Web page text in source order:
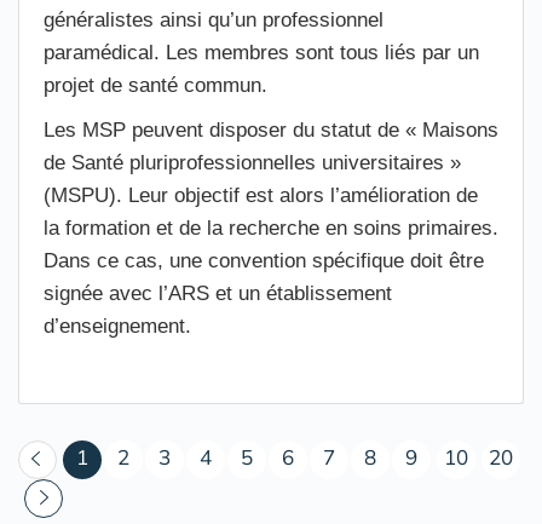
généralistes ainsi qu’un professionnel
paramédical. Les membres sont tous liés par un
projet de santé commun.
Les MSP peuvent disposer du statut de « Maisons
de Santé pluriprofessionnelles universitaires »
(MSPU). Leur objectif est alors l’amélioration de
la formation et de la recherche en soins primaires.
Dans ce cas, une convention spécifique doit être
signée avec l’ARS et un établissement
d’enseignement.
1 (courant)
2 3 4 5 6 7 8 9 10 20